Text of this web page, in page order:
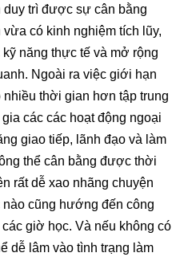
duy trì được sự cân bằng
có kinh nghiệm tích lũy,
năng thực tế và mở rộng
Ngoài ra việc giới hạn
nhiều thời gian hơn tập trung
các các hoạt động ngoại
giao tiếp, lãnh đạo và làm
thể cân bằng được thời
rất dễ xao nhãng chuyện
nào cũng hướng đến công
giờ học. Và nếu không có
dễ lâm vào tình trạng làm